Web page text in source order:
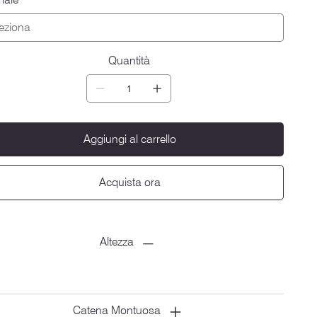
Quantità
Aggiungi al carrello
Acquista ora
Altezza
Catena Montuosa